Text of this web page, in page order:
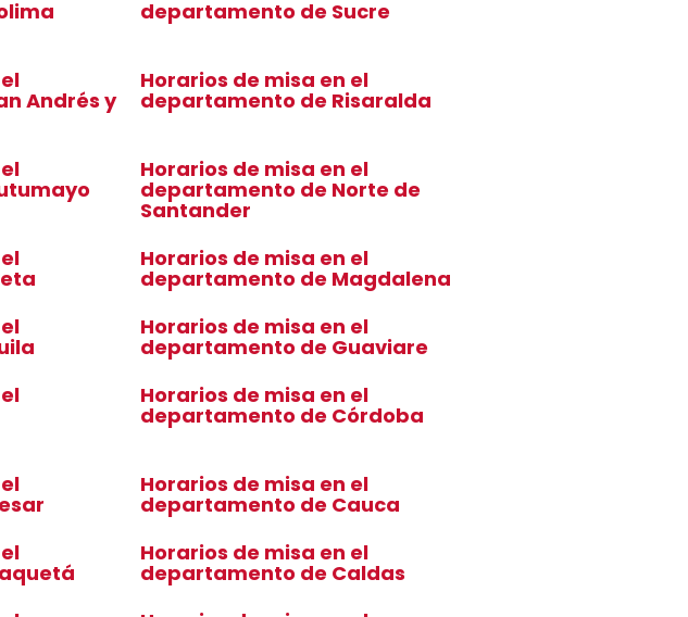
departamento de Sucre
Andrés y
Horarios de misa en el
departamento de Risaralda
Horarios de misa en el
departamento de Norte de
Santander
Horarios de misa en el
departamento de Magdalena
Horarios de misa en el
departamento de Guaviare
Horarios de misa en el
departamento de Córdoba
Horarios de misa en el
departamento de Cauca
Horarios de misa en el
departamento de Caldas